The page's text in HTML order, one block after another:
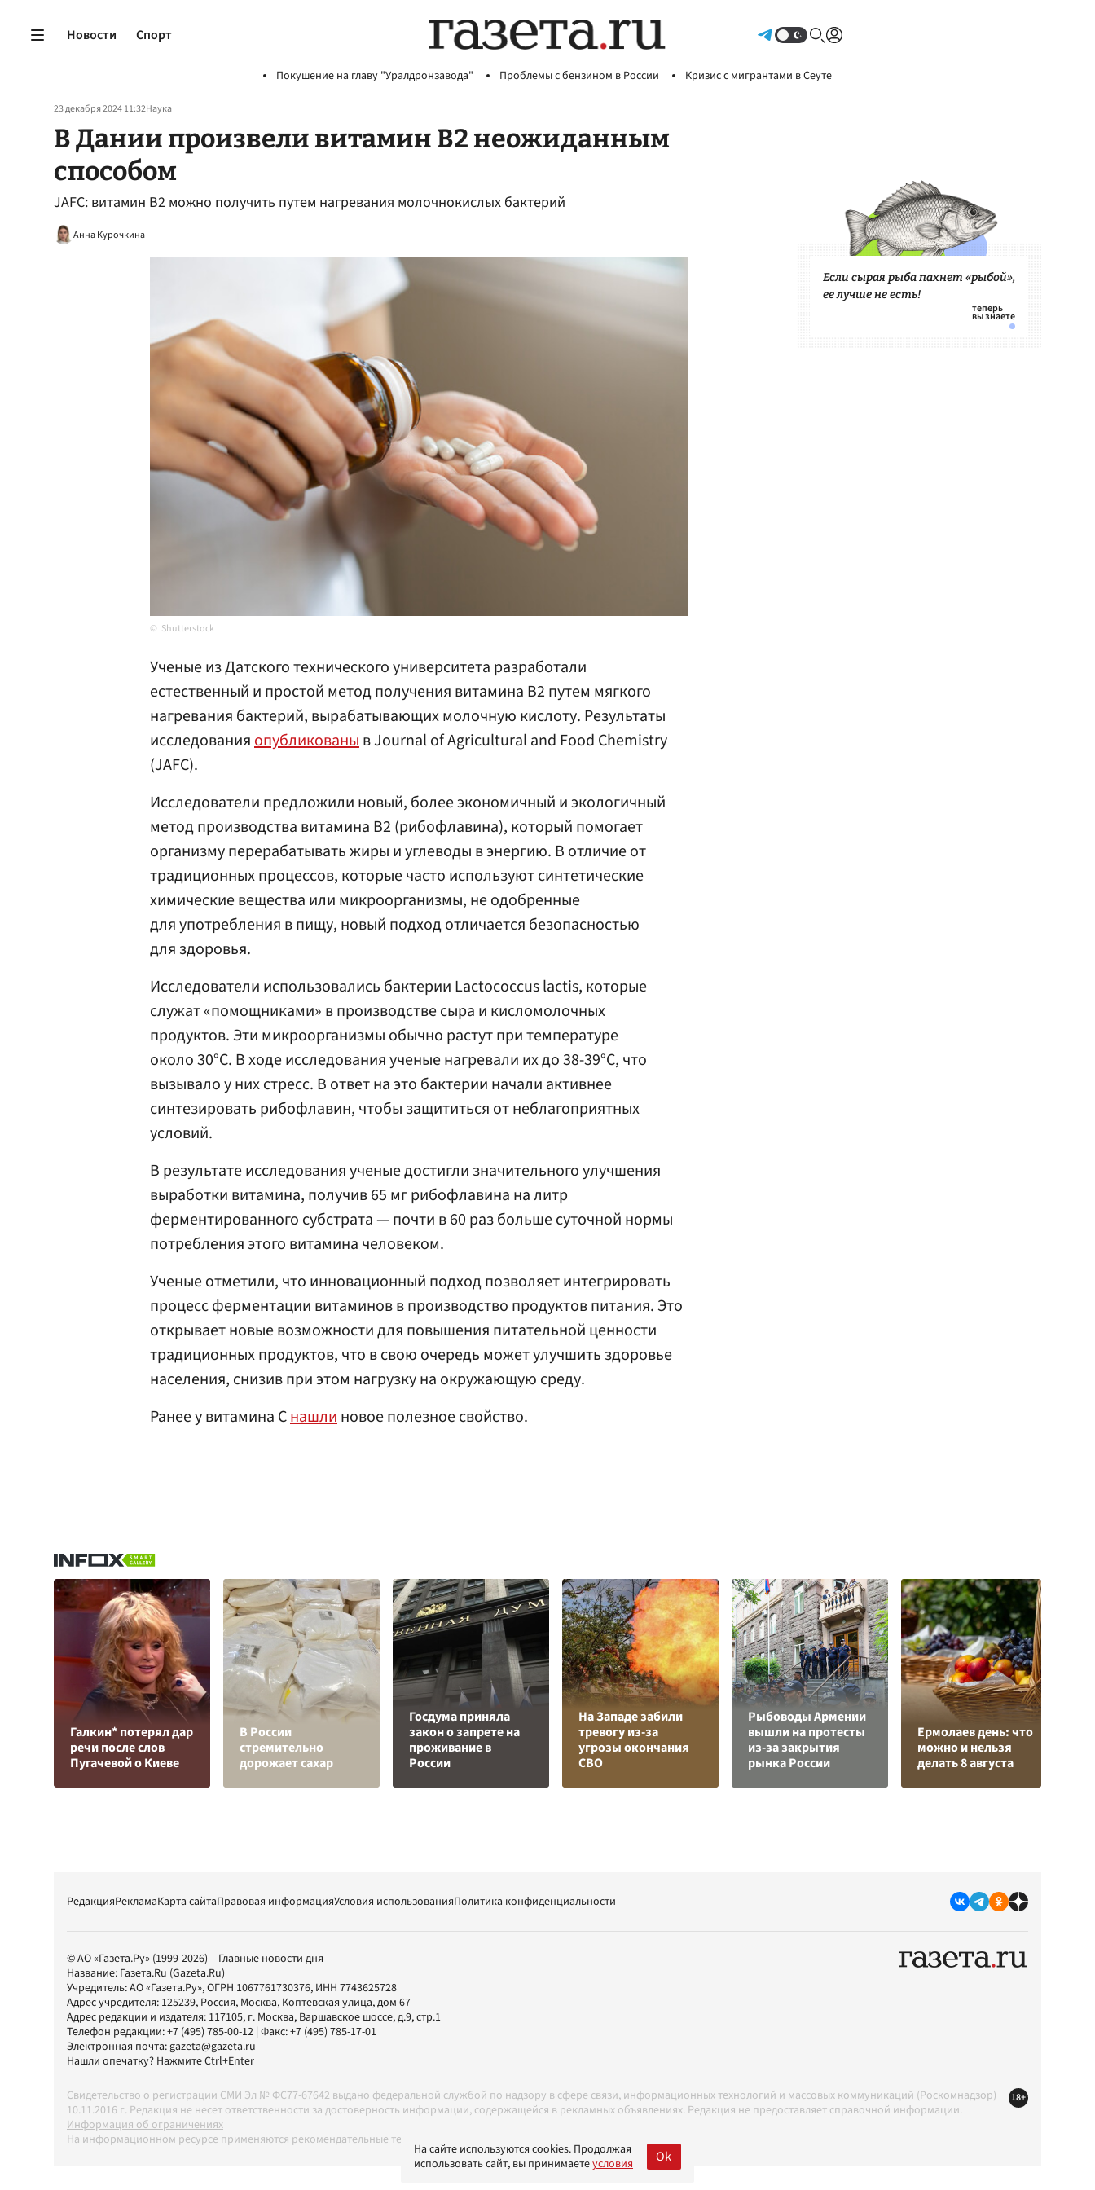
Новости Спорт
Покушение на главу "Уралдронзавода" Проблемы с бензином в России Кризис с мигрантами в Сеуте
23 декабря 2024 11:32Наука
В Дании произвели витамин B2 неожиданным
способом
JAFC: витамин B2 можно получить путем нагревания молочнокислых бактерий
Анна Курочкина
Shutterstock
Ученые из Датского технического университета разработали
естественный и простой метод получения витамина B2 путем мягкого
нагревания бактерий, вырабатывающих молочную кислоту. Результаты
исследованияопубликованыв Journal of Agricultural and Food Chemistry
(JAFC).
Исследователи предложили новый, более экономичный и экологичный
метод производства витамина B2 (рибофлавина), который помогает
организму перерабатывать жиры и углеводы в энергию. В отличие от
традиционных процессов, которые часто используют синтетические
химические вещества или микроорганизмы, не одобренные
для употребления в пищу, новый подход отличается безопасностью
для здоровья.
Исследователи использовались бактерии Lactococcus lactis, которые
служат «помощниками» в производстве сыра и кисломолочных
продуктов. Эти микроорганизмы обычно растут при температуре
около 30°C. В ходе исследования ученые нагревали их до 38-39°C, что
вызывало у них стресс. В ответ на это бактерии начали активнее
синтезировать рибофлавин, чтобы защититься от неблагоприятных
условий.
В результате исследования ученые достигли значительного улучшения
выработки витамина, получив 65 мг рибофлавина на литр
ферментированного субстрата — почти в 60 раз больше суточной нормы
потребления этого витамина человеком.
Ученые отметили, что инновационный подход позволяет интегрировать
процесс ферментации витаминов в производство продуктов питания. Это
открывает новые возможности для повышения питательной ценности
традиционных продуктов, что в свою очередь может улучшить здоровье
населения, снизив при этом нагрузку на окружающую среду.
Ранее у витамина Снашлиновое полезное свойство.
Если сырая рыба пахнет «рыбой»,
ее лучше не есть!
Галкин* потерял дар
речи после слов
Пугачевой о Киеве
В России
стремительно
дорожает сахар
Госдума приняла
закон о запрете на
проживание в
России
На Западе забили
тревогу из-за
угрозы окончания
СВО
Рыбоводы Армении
вышли на протесты
из-за закрытия
рынка России
Ермолаев день: что
можно и нельзя
делать 8 августа
РедакцияРекламаКарта сайтаПравовая информацияУсловия использованияПолитика конфиденциальности
© АО «Газета.Ру» (1999-2026) – Главные новости дня
Название: Газета.Ru (Gazeta.Ru)
Учредитель:АО «Газета.Ру», ОГРН 1067761730376, ИНН 7743625728
Адрес учредителя: 125239, Россия, Москва, Коптевская улица, дом 67
Адрес редакции и издателя: 117105, г. Москва, Варшавское шоссе, д.9, стр.1
Телефон редакции:+7 (495) 785-00-12 | Факс:+7 (495) 785-17-01
Электронная почта:gazeta@gazeta.ru
Нашли опечатку? Нажмите Ctrl+Enter
Свидетельство о регистрации СМИ Эл № ФС77-67642 выдано федеральной службой по надзору в сфере связи, информационных технологий и массовых коммуникаций (Роскомнадзор)
10.11.2016 г. Редакция не несет ответственности за достоверность информации, содержащейся в рекламных объявлениях. Редакция не предоставляет справочной информации.
Информация об ограничениях
На информационном ресурсе применяются рекомендательные технологии в соответствии с Правилами
18+
На сайте используются cookies. Продолжая
использовать сайт, вы принимаетеусловия Ok